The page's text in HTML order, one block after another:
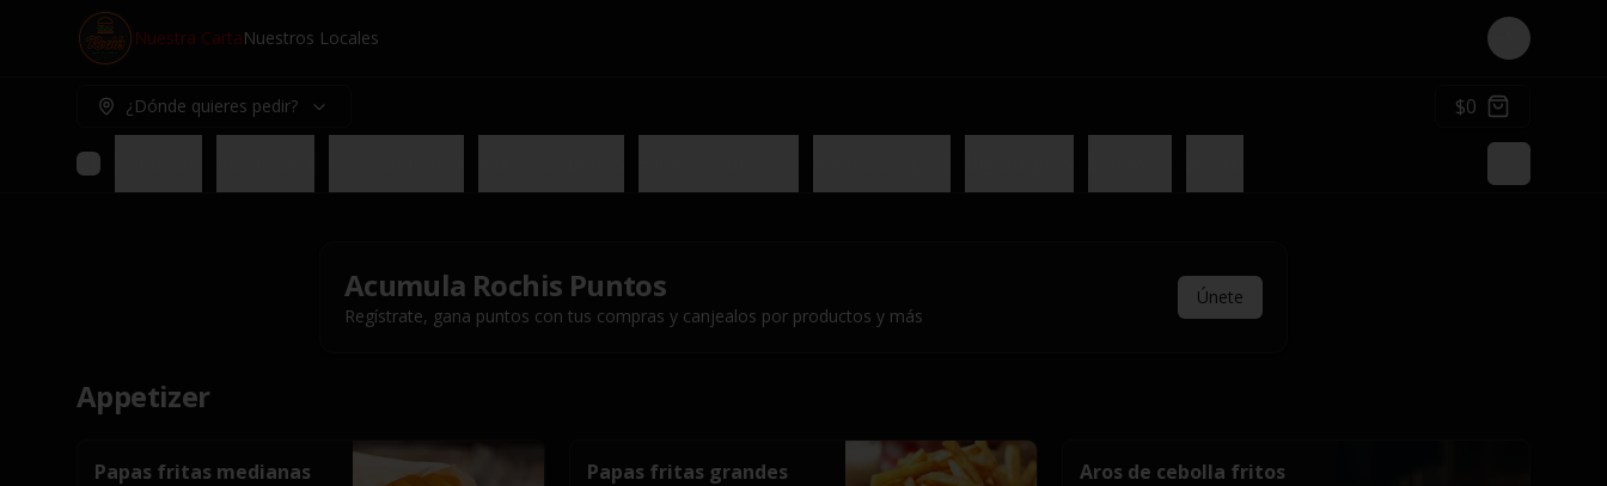
Nuestra CartaNuestros Locales Login
¿Dónde quieres pedir? $0
Acumula Rochis Puntos
Regístrate, gana puntos con tus compras y canjealos por productos y más
Únete
Appetizer
Papas fritas medianas Papas fritas grandes Aros de cebolla fritos